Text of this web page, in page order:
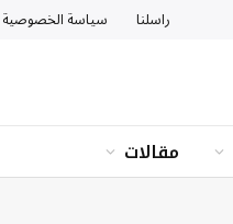
راسلنا سياسة الخصوصية
مقالات